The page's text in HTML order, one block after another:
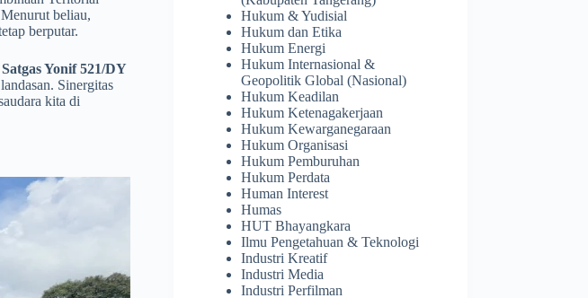
beliau,
berputar.
Satgas Yonif 521/DY
Sinergitas
kita di
Hukum & Yudisial
Hukum dan Etika
Hukum Energi
Hukum Internasional &
Geopolitik Global (Nasional)
Hukum Keadilan
Hukum Ketenagakerjaan
Hukum Kewarganegaraan
Hukum Organisasi
Hukum Pemburuhan
Hukum Perdata
Human Interest
Humas
HUT Bhayangkara
Ilmu Pengetahuan & Teknologi
Industri Kreatif
Industri Media
Industri Perfilman